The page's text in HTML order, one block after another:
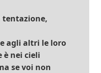
tentazione,
agli altri le loro
è nei cieli
se voi non